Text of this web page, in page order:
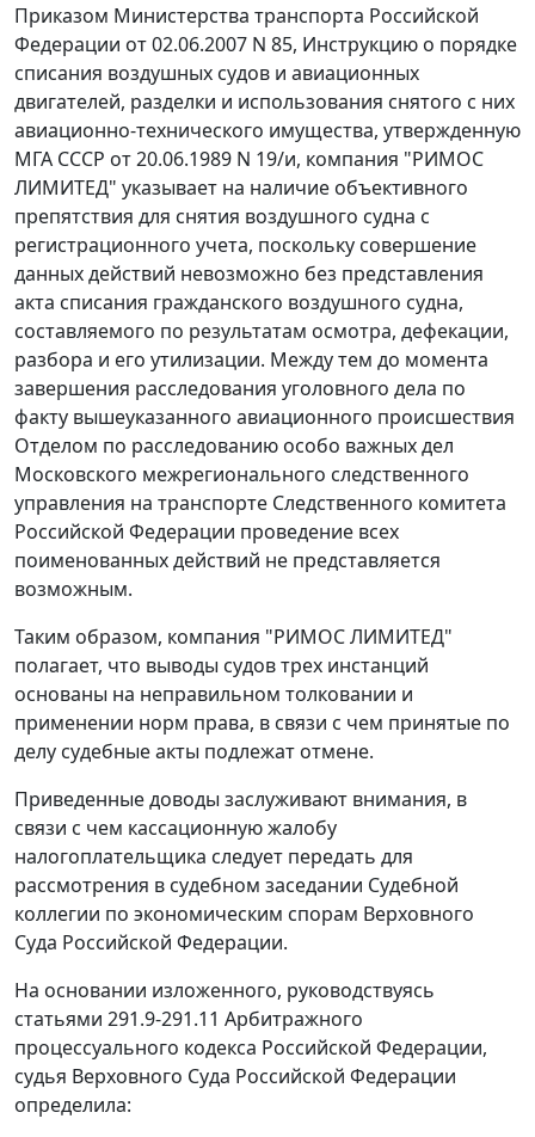
Приказом Министерства транспорта Российской
Федерации от 02.06.2007 N 85, Инструкцию о порядке
списания воздушных судов и авиационных
двигателей, разделки и использования снятого с них
авиационно-технического имущества, утвержденную
МГА СССР от 20.06.1989 N 19/и, компания "РИМОС
ЛИМИТЕД" указывает на наличие объективного
препятствия для снятия воздушного судна с
регистрационного учета, поскольку совершение
данных действий невозможно без представления
акта списания гражданского воздушного судна,
составляемого по результатам осмотра, дефекации,
разбора и его утилизации. Между тем до момента
завершения расследования уголовного дела по
факту вышеуказанного авиационного происшествия
Отделом по расследованию особо важных дел
Московского межрегионального следственного
управления на транспорте Следственного комитета
Российской Федерации проведение всех
поименованных действий не представляется
возможным.
Таким образом, компания "РИМОС ЛИМИТЕД"
полагает, что выводы судов трех инстанций
основаны на неправильном толковании и
применении норм права, в связи с чем принятые по
делу судебные акты подлежат отмене.
Приведенные доводы заслуживают внимания, в
связи с чем кассационную жалобу
налогоплательщика следует передать для
рассмотрения в судебном заседании Судебной
коллегии по экономическим спорам Верховного
Суда Российской Федерации.
На основании изложенного, руководствуясь
статьями 291.9-291.11 Арбитражного
процессуального кодекса Российской Федерации,
судья Верховного Суда Российской Федерации
определила: